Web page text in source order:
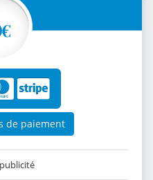
de paiement